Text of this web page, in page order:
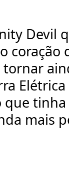
Devil
coração
mais